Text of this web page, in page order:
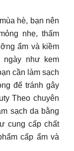
hè, bạn nên
nhẹ, thấm
ẩm và kiềm
như kem
cần làm sạch
để tránh gây
Theo chuyên
sạch da bằng
cung cấp chất
cấp ẩm và